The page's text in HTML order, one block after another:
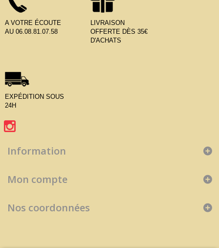
A VOTRE ÉCOUTE
AU 06.08.81.07.58
LIVRAISON
OFFERTE DÈS 35€
D'ACHATS
EXPÉDITION SOUS
24H
Information
Mon compte
Nos coordonnées